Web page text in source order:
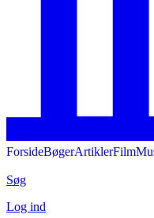
ForsideBøgerArtiklerFilm
Søg
Log ind